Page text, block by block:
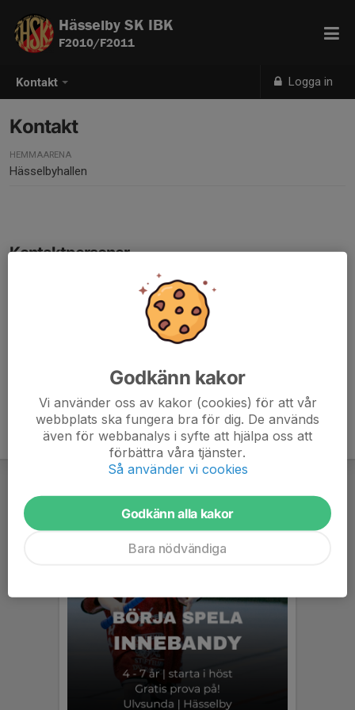
Kontakt Logga in
Hässelby SK IBK
F2010/F2011
Kontakt
HEMMAARENA
Hässelbyhallen
Kontaktpersoner
ake@ekerosvenssons.se
Godkänn kakor
Vi använder oss av kakor (cookies) för att vår
webbplats ska fungera bra för dig. De används
även för webbanalys i syfte att hjälpa oss att
förbättra våra tjänster.
Så använder vi cookies
Godkänn alla kakor
Bara nödvändiga